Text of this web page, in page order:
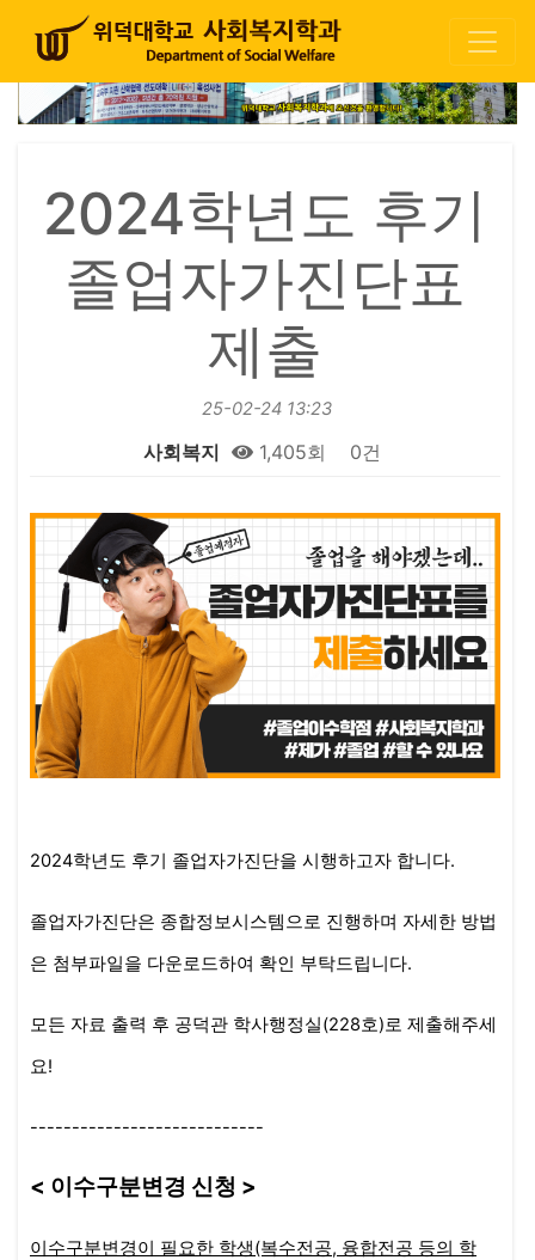
2024학년도 후기
졸업자가진단표
제출
25-02-24 13:23
사회복지 1,405회 0건
본문
2024학년도 후기 졸업자가진단을 시행하고자 합니다.
졸업자가진단은 종합정보시스템으로 진행하며 자세한 방법
은 첨부파일을 다운로드하여 확인 부탁드립니다.
모든 자료 출력 후 공덕관 학사행정실(228호)로 제출해주세
요!
----------------------------
< 이수구분변경 신청 >
이수구분변경이 필요한 학생(복수전공, 융합전공 등의 학